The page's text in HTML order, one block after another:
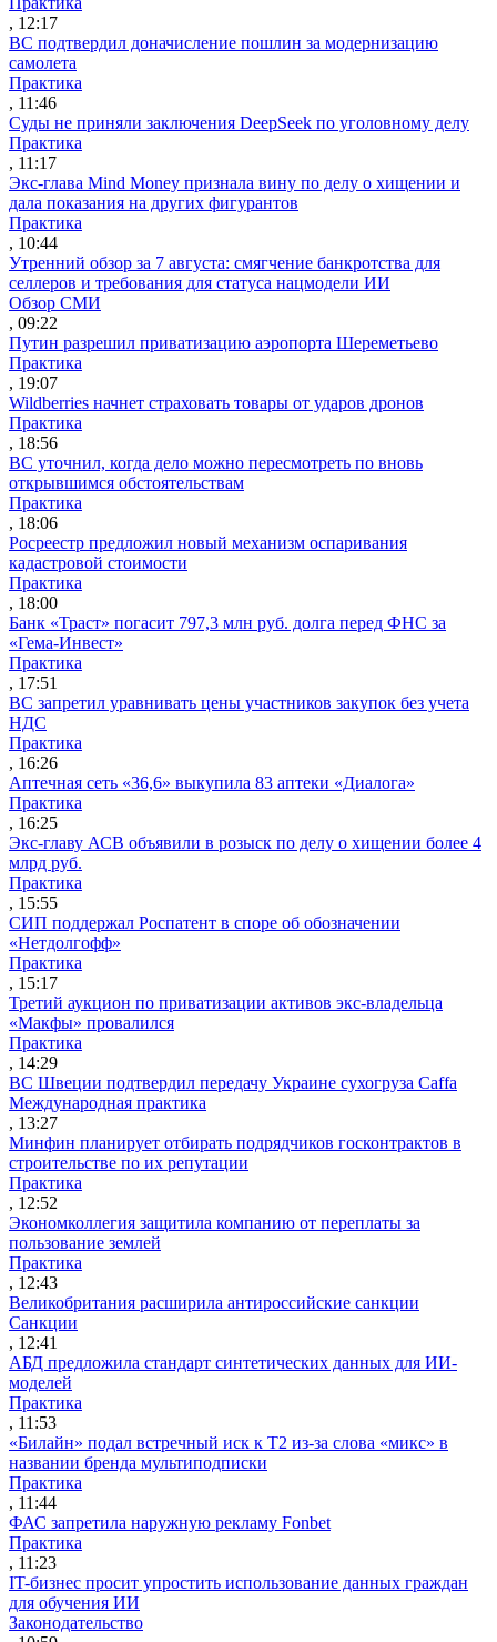
, 12:17
ВС подтвердил доначисление пошлин за модернизацию
самолета
Практика
, 11:46
Суды не приняли заключения DeepSeek по уголовному делу
Практика
, 11:17
Экс-глава Mind Money признала вину по делу о хищении и
дала показания на других фигурантов
Практика
, 10:44
Утренний обзор за 7 августа: смягчение банкротства для
селлеров и требования для статуса нацмодели ИИ
Обзор СМИ
, 09:22
Путин разрешил приватизацию аэропорта Шереметьево
Практика
, 19:07
Wildberries начнет страховать товары от ударов дронов
Практика
, 18:56
ВС уточнил, когда дело можно пересмотреть по вновь
открывшимся обстоятельствам
Практика
, 18:06
Росреестр предложил новый механизм оспаривания
кадастровой стоимости
Практика
, 18:00
Банк «Траст» погасит 797,3 млн руб. долга перед ФНС за
«Гема-Инвест»
Практика
, 17:51
ВС запретил уравнивать цены участников закупок без учета
НДС
Практика
, 16:26
Аптечная сеть «36,6» выкупила 83 аптеки «Диалога»
Практика
, 16:25
Экс-главу АСВ объявили в розыск по делу о хищении более 4
млрд руб.
Практика
, 15:55
СИП поддержал Роспатент в споре об обозначении
«Нетдолгофф»
Практика
, 15:17
Третий аукцион по приватизации активов экс-владельца
«Макфы» провалился
Практика
, 14:29
ВС Швеции подтвердил передачу Украине сухогруза Caffa
Международная практика
, 13:27
Минфин планирует отбирать подрядчиков госконтрактов в
строительстве по их репутации
Практика
, 12:52
Экономколлегия защитила компанию от переплаты за
пользование землей
Практика
, 12:43
Великобритания расширила антироссийские санкции
Санкции
, 12:41
АБД предложила стандарт синтетических данных для ИИ-
моделей
Практика
, 11:53
«Билайн» подал встречный иск к Т2 из-за слова «микс» в
названии бренда мультиподписки
Практика
, 11:44
ФАС запретила наружную рекламу Fonbet
Практика
, 11:23
IT-бизнес просит упростить использование данных граждан
для обучения ИИ
Законодательство